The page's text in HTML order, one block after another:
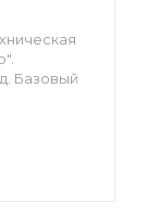
Базовый